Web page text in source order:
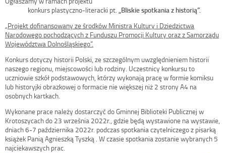
konkurs plastyczno-literacki pt. „Bliskie spotkania z historią”.
„Projekt dofinansowany ze środków Ministra Kultury i Dziedzictwa
Narodowego pochodzących z Funduszu Promocji Kultury oraz z Samorządu
Województwa Dolnośląskiego”.
Konkurs dotyczy historii Polski, ze szczególnym uwzględnieniem historii
naszego regionu, miejscowości lub rodziny. Uczestnicy konkursu to
uczniowie szkół podstawowych, którzy wykonają pracę w formie komiksu
lub historyjki obrazkowej o formacie nie większej niż 2 strony A4 na
osobnych kartkach.
Wykonane prace należy dostarczyć do Gminnej Biblioteki Publicznej w
Krotoszycach do 23 września 2022r., gdzie będą wystawione na wystawie,
dniach 6-7 października 2022r. podczas spotkania czytelniczego z pisarką
książek Panią Agnieszką Tyszką . W czasie spotkania zostanie wybranych 5
najciekawszych prac.